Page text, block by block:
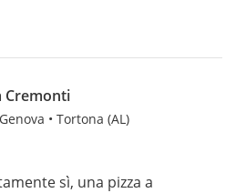
Cremonti
• Tortona (AL)
sì, una pizza a